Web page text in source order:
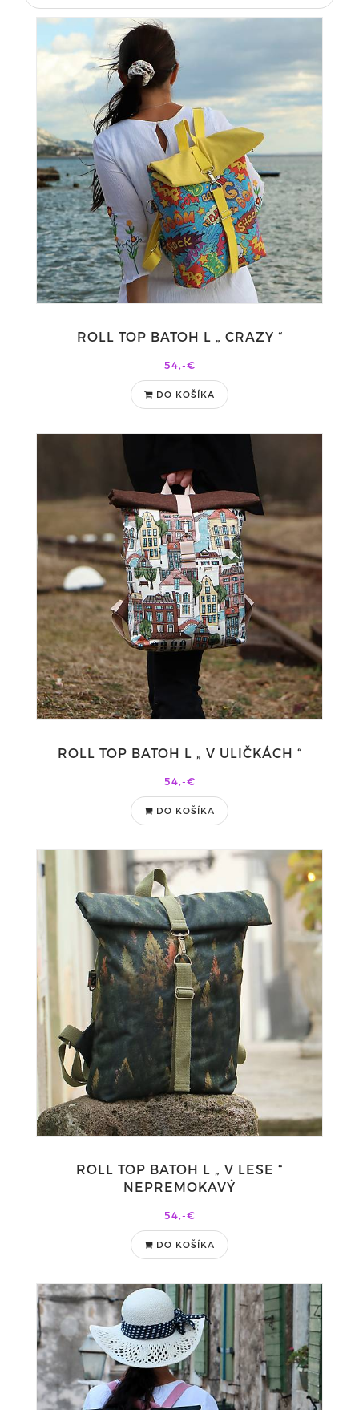
ROLL TOP BATOH L „ CRAZY “
54,-€
DO KOŠÍKA
ROLL TOP BATOH L „ V ULIČKÁCH “
54,-€
DO KOŠÍKA
ROLL TOP BATOH L „ V LESE “
NEPREMOKAVÝ
54,-€
DO KOŠÍKA